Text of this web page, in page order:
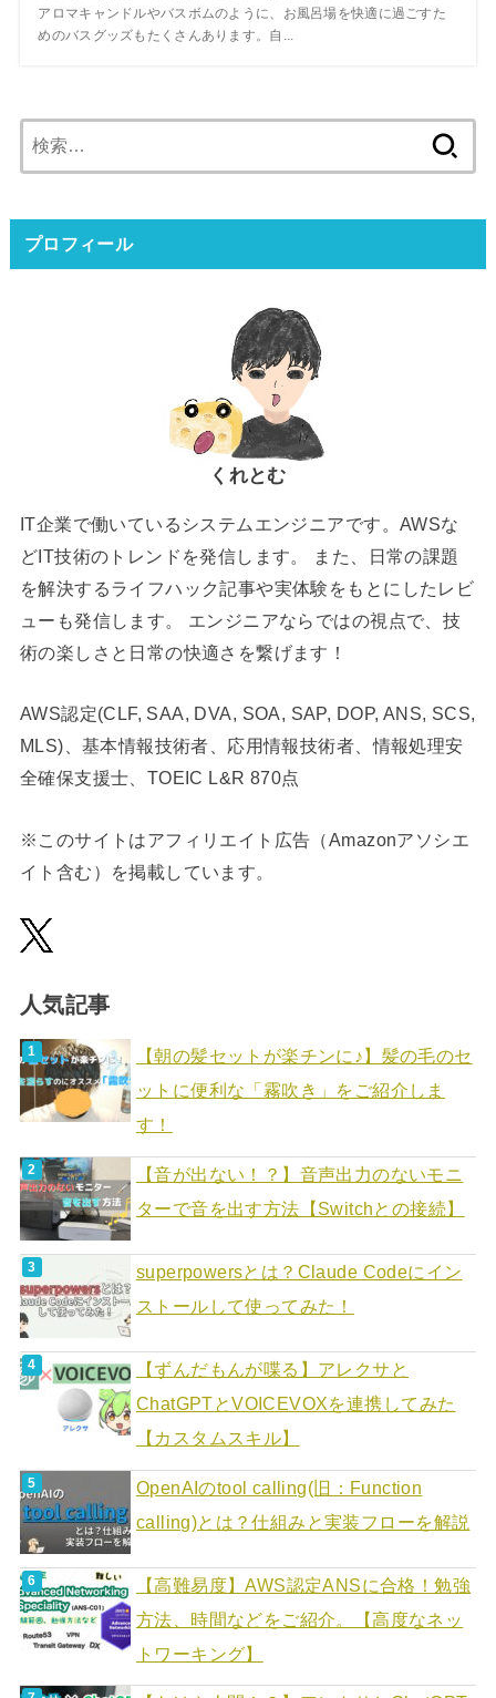
アロマキャンドルやバスボムのように、お風呂場を快適に過ごすた
めのバスグッズもたくさんあります。自...
索:
プロフィール
くれとむ
IT企業で働いているシステムエンジニアです。AWSな
どIT技術のトレンドを発信します。 また、日常の課題
を解決するライフハック記事や実体験をもとにしたレビ
ューも発信します。 エンジニアならではの視点で、技
術の楽しさと日常の快適さを繋げます！
AWS認定(CLF, SAA, DVA, SOA, SAP, DOP, ANS, SCS,
MLS)、基本情報技術者、応用情報技術者、情報処理安
全確保支援士、TOEIC L&R 870点
※このサイトはアフィリエイト広告（Amazonアソシエ
イト含む）を掲載しています。
人気記事
【朝の髪セットが楽チンに♪】髪の毛のセ
ットに便利な「霧吹き」をご紹介しま
す！
【音が出ない！？】音声出力のないモニ
ターで音を出す方法【Switchとの接続】
superpowersとは？Claude Codeにイン
ストールして使ってみた！
【ずんだもんが喋る】アレクサと
ChatGPTとVOICEVOXを連携してみた
【カスタムスキル】
OpenAIのtool calling(旧：Function
calling)とは？仕組みと実装フローを解説
【高難易度】AWS認定ANSに合格！勉強
方法、時間などをご紹介。【高度なネッ
トワーキング】